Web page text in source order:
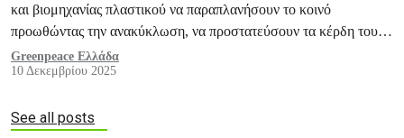
και βιομηχανίας πλαστικού να παραπλανήσουν το κοινό
προωθώντας την ανακύκλωση, να προστατεύσουν τα κέρδη τους
και να καθυστερήσουν τη νομοθετική δράση.
Greenpeace Ελλάδα
10 Δεκεμβρίου 2025
See all posts